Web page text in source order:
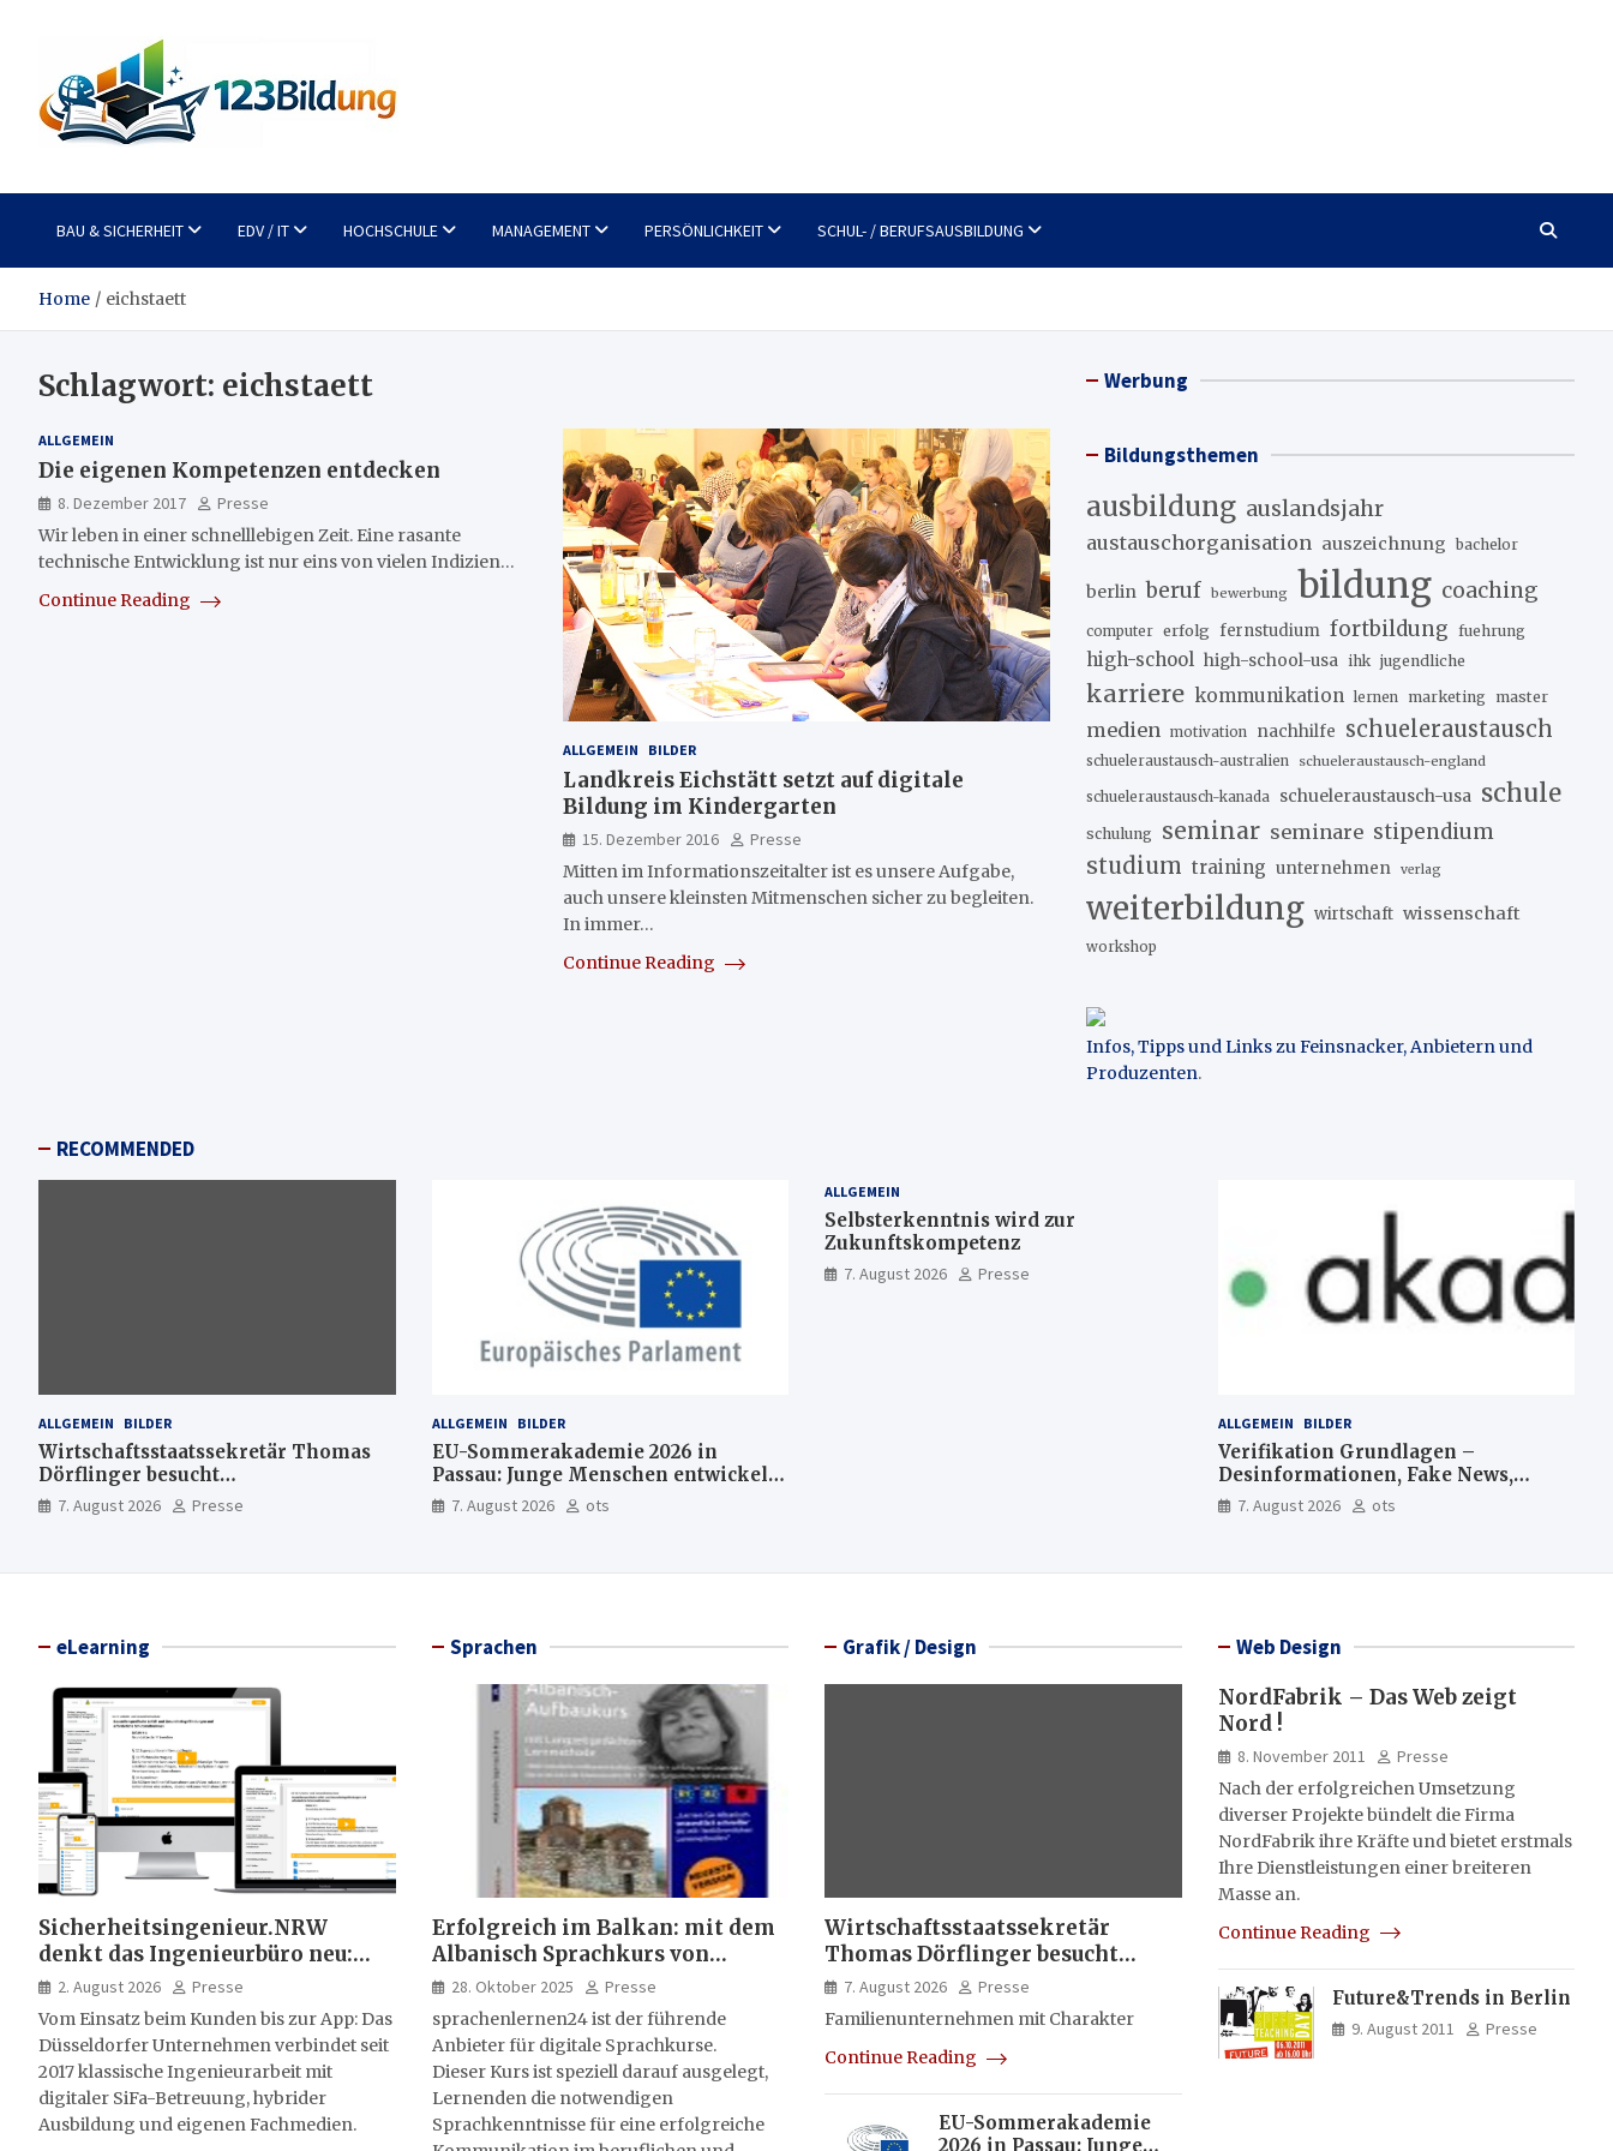
123Bildung
BAU & SICHERHEIT EDV / IT HOCHSCHULE MANAGEMENT PERSÖNLICHKEIT SCHUL- / BERUFSAUSBILDUNG
Home eichstaett
Schlagwort: eichstaett
ALLGEMEIN
Die eigenen Kompetenzen entdecken
8. Dezember 2017
Presse
Wir leben in einer schnelllebigen Zeit. Eine rasante
technische Entwicklung ist nur eins von vielen Indizien…
Continue Reading
ALLGEMEIN BILDER
Landkreis Eichstätt setzt auf digitale
Bildung im Kindergarten
15. Dezember 2016
Presse
Mitten im Informationszeitalter ist es unsere Aufgabe,
auch unsere kleinsten Mitmenschen sicher zu begleiten.
In immer…
Continue Reading
Werbung
Bildungsthemen
ausbildung auslandsjahr
austauschorganisation auszeichnung bachelor
berlin beruf bewerbung bildung coaching
computer erfolg fernstudium fortbildung fuehrung
high-school high-school-usa ihk jugendliche
karriere kommunikation lernen marketing master
medien motivation nachhilfe schueleraustausch
schueleraustausch-australien schueleraustausch-england
schueleraustausch-kanada schueleraustausch-usa schule
schulung seminar seminare stipendium
studium training unternehmen verlag
weiterbildung wirtschaft wissenschaft
workshop
Infos, Tipps und Links zu Feinsnacker, Anbietern und
Produzenten.
RECOMMENDED
ALLGEMEIN BILDER
Wirtschaftsstaatssekretär Thomas
Dörflinger besucht
Handwerksbetrieb im
Kammerbezirk Freiburg
7. August 2026 Presse
ALLGEMEIN BILDER
EU-Sommerakademie 2026 in
Passau: Junge Menschen entwickeln
Ideen für Europas Zukunft
7. August 2026 ots
ALLGEMEIN
Selbsterkenntnis wird zur
Zukunftskompetenz
7. August 2026 Presse
ALLGEMEIN BILDER
Verifikation Grundlagen –
Desinformationen, Fake News,
manipulierte Inhalte | dpa-
Akademie
7. August 2026 ots
eLearning
Sicherheitsingenieur.NRW
denkt das Ingenieurbüro neu:
HSE-Beratung wird digital,
hybrid und multimedial
2. August 2026
Presse
Vom Einsatz beim Kunden bis zur App: Das
Düsseldorfer Unternehmen verbindet seit
2017 klassische Ingenieurarbeit mit
digitaler SiFa-Betreuung, hybrider
Ausbildung und eigenen Fachmedien.
Sprachen
Erfolgreich im Balkan: mit dem
Albanisch Sprachkurs von
sprachenlernen24
28. Oktober 2025
Presse
sprachenlernen24 ist der führende
Anbieter für digitale Sprachkurse.
Dieser Kurs ist speziell darauf ausgelegt,
Lernenden die notwendigen
Sprachkenntnisse für eine erfolgreiche
Grafik / Design
Wirtschaftsstaatssekretär
Thomas Dörflinger besucht
Handwerksbetrieb im
Kammerbezirk Freiburg
7. August 2026
Presse
Familienunternehmen mit Charakter
Continue Reading
EU-Sommerakademie
2026 in Passau: Junge
Web Design
NordFabrik – Das Web zeigt
Nord !
8. November 2011
Presse
Nach der erfolgreichen Umsetzung
diverser Projekte bündelt die Firma
NordFabrik ihre Kräfte und bietet erstmals
Ihre Dienstleistungen einer breiteren
Masse an.
Continue Reading
Future&Trends in Berlin
9. August 2011 Presse